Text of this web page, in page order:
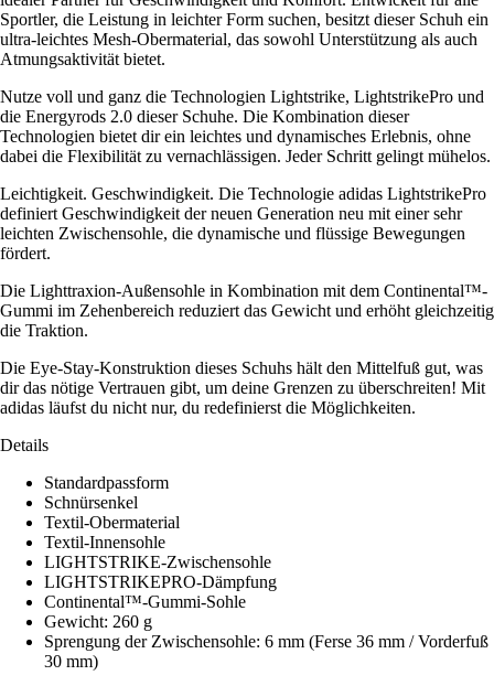
Sportler, die Leistung in leichter Form suchen, besitzt dieser Schuh ein
ultra-leichtes Mesh-Obermaterial, das sowohl Unterstützung als auch
Atmungsaktivität bietet.
Nutze voll und ganz die Technologien Lightstrike, LightstrikePro und
die Energyrods 2.0 dieser Schuhe. Die Kombination dieser
Technologien bietet dir ein leichtes und dynamisches Erlebnis, ohne
dabei die Flexibilität zu vernachlässigen. Jeder Schritt gelingt mühelos.
Leichtigkeit. Geschwindigkeit. Die Technologie adidas LightstrikePro
definiert Geschwindigkeit der neuen Generation neu mit einer sehr
leichten Zwischensohle, die dynamische und flüssige Bewegungen
fördert.
Die Lighttraxion-Außensohle in Kombination mit dem Continental™-
Gummi im Zehenbereich reduziert das Gewicht und erhöht gleichzeitig
die Traktion.
Die Eye-Stay-Konstruktion dieses Schuhs hält den Mittelfuß gut, was
dir das nötige Vertrauen gibt, um deine Grenzen zu überschreiten! Mit
adidas läufst du nicht nur, du redefinierst die Möglichkeiten.
Details
Standardpassform
Schnürsenkel
Textil-Obermaterial
Textil-Innensohle
LIGHTSTRIKE-Zwischensohle
LIGHTSTRIKEPRO-Dämpfung
Continental™-Gummi-Sohle
Gewicht: 260 g
Sprengung der Zwischensohle: 6 mm (Ferse 36 mm / Vorderfuß
30 mm)